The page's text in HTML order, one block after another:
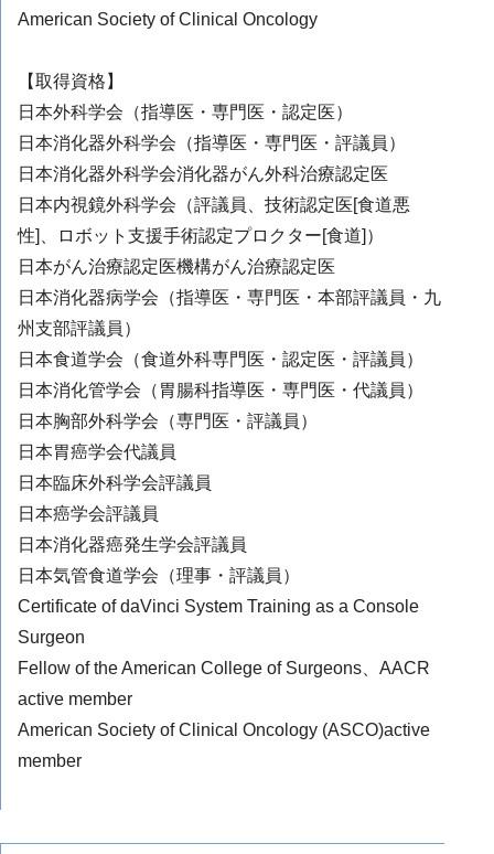
American Society of Clinical Oncology
【取得資格】
日本外科学会（指導医・専門医・認定医）
日本消化器外科学会（指導医・専門医・評議員）
日本消化器外科学会消化器がん外科治療認定医
日本内視鏡外科学会（評議員、技術認定医[食道悪
性]、ロボット支援手術認定プロクター[食道]）
日本がん治療認定医機構がん治療認定医
日本消化器病学会（指導医・専門医・本部評議員・九
州支部評議員）
日本食道学会（食道外科専門医・認定医・評議員）
日本消化管学会（胃腸科指導医・専門医・代議員）
日本胸部外科学会（専門医・評議員）
日本胃癌学会代議員
日本臨床外科学会評議員
日本癌学会評議員
日本消化器癌発生学会評議員
日本気管食道学会（理事・評議員）
Certificate of daVinci System Training as a Console
Surgeon
Fellow of the American College of Surgeons、AACR
active member
American Society of Clinical Oncology (ASCO)active
member